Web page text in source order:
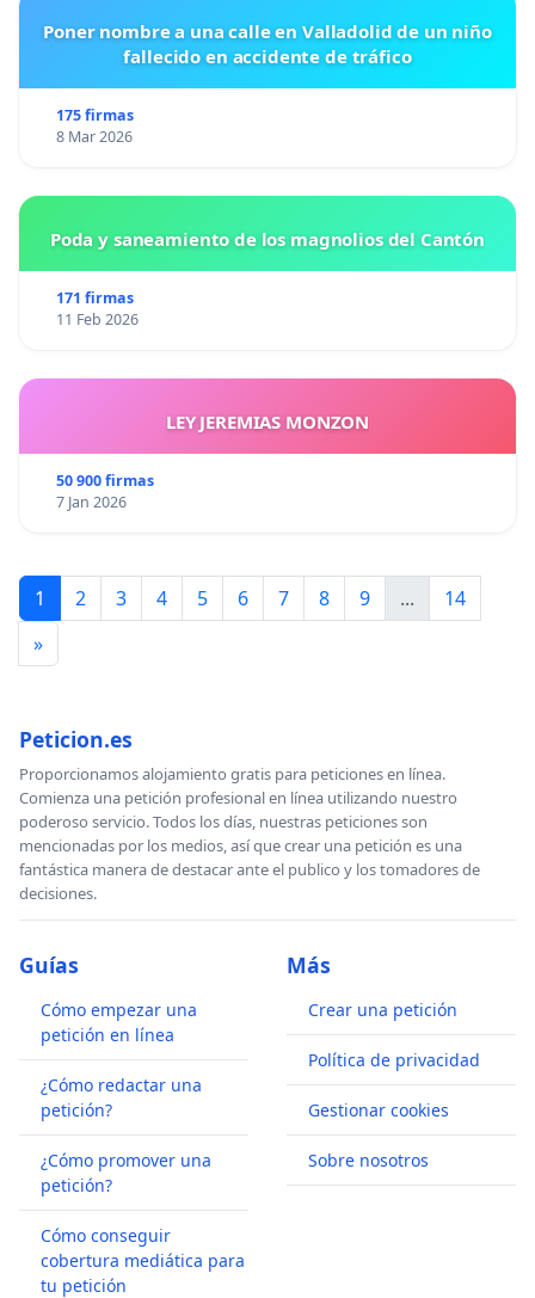
Poner nombre a una calle en Valladolid de un niño
fallecido en accidente de tráfico
175 firmas
8 Mar 2026
Poda y saneamiento de los magnolios del Cantón
171 firmas
11 Feb 2026
LEY JEREMIAS MONZON
50 900 firmas
7 Jan 2026
1 2 3 4 5 6 7 8 9 ...
14
»
Peticion.es
Proporcionamos alojamiento gratis para peticiones en línea.
Comienza una petición profesional en línea utilizando nuestro
poderoso servicio. Todos los días, nuestras peticiones son
mencionadas por los medios, así que crear una petición es una
fantástica manera de destacar ante el publico y los tomadores de
decisiones.
Guías
Cómo empezar una
petición en línea
¿Cómo redactar una
petición?
¿Cómo promover una
petición?
Cómo conseguir
cobertura mediática para
tu petición
Más
Crear una petición
Política de privacidad
Gestionar cookies
Sobre nosotros